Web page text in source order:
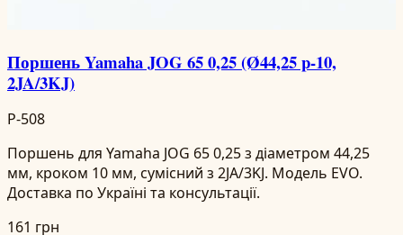
Поршень Yamaha JOG 65 0,25 (Ø44,25 p-10,
2JA/3KJ)
P-508
Поршень для Yamaha JOG 65 0,25 з діаметром 44,25
мм, кроком 10 мм, сумісний з 2JA/3KJ. Модель EVO.
Доставка по Україні та консультації.
161 грн